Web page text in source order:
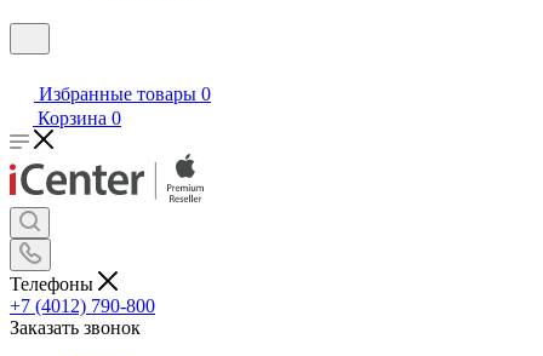
Избранные товары 0
Корзина 0
Телефоны
+7 (4012) 790-800
Заказать звонок